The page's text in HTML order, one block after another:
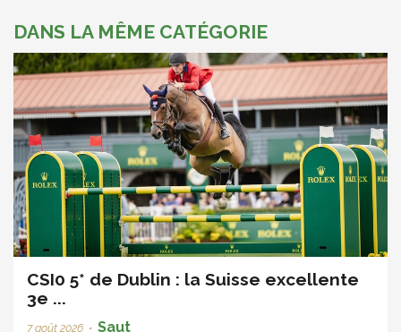
DANS LA MÊME CATÉGORIE
CSI0 5* de Dublin : la Suisse excellente
3e ...
7 août 2026 • Saut